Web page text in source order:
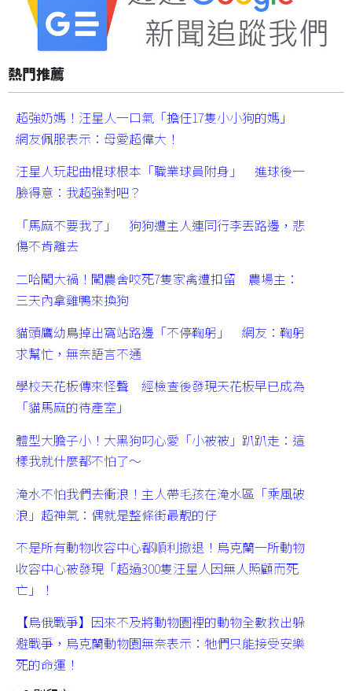
熱門推薦
超強奶媽！汪星人一口氣「擔任17隻小小狗的媽」
網友佩服表示：母愛超偉大！
汪星人玩起曲棍球根本「職業球員附身」 進球後一
臉得意：我超強對吧？
「馬麻不要我了」 狗狗遭主人連同行李丟路邊，悲
傷不肯離去
二哈闖大禍！闖農舍咬死7隻家禽遭扣留 農場主：
三天內拿雞鴨來換狗
貓頭鷹幼鳥掉出窩站路邊「不停鞠躬」 網友：鞠躬
求幫忙，無奈語言不通
學校天花板傳來怪聲 經檢查後發現天花板早已成為
「貓馬麻的待產室」
體型大膽子小！大黑狗叼心愛「小被被」趴趴走：這
樣我就什麼都不怕了～
淹水不怕我們去衝浪！主人帶毛孩在淹水區「乘風破
浪」超神氣：偶就是整條街最靚的仔
不是所有動物收容中心都順利撤退！烏克蘭一所動物
收容中心被發現「超過300隻汪星人因無人照顧而死
亡」！
【烏俄戰爭】因來不及將動物園裡的動物全數救出躲
避戰爭，烏克蘭動物園無奈表示：牠們只能接受安樂
死的命運！